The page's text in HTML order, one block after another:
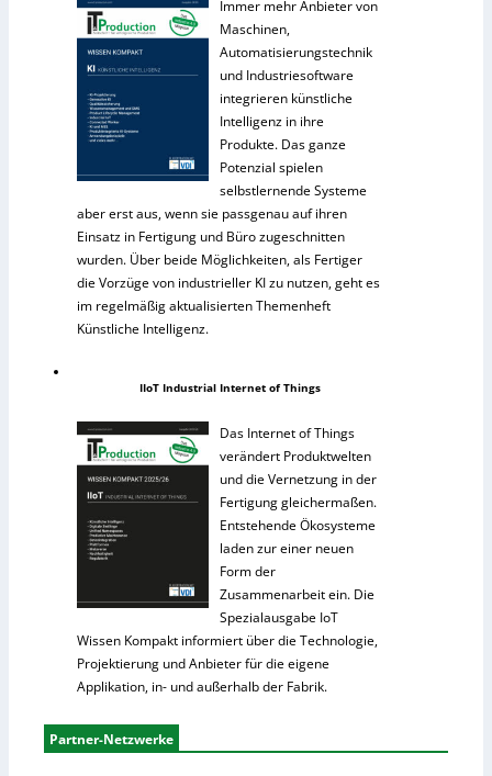
Immer mehr Anbieter von
Maschinen,
Automatisierungstechnik
und Industriesoftware
integrieren künstliche
Intelligenz in ihre
Produkte. Das ganze
Potenzial spielen
selbstlernende Systeme
aber erst aus, wenn sie passgenau auf ihren
Einsatz in Fertigung und Büro zugeschnitten
wurden. Über beide Möglichkeiten, als Fertiger
die Vorzüge von industrieller KI zu nutzen, geht es
im regelmäßig aktualisierten Themenheft
Künstliche Intelligenz.
IIoT Industrial Internet of Things
Das Internet of Things
verändert Produktwelten
und die Vernetzung in der
Fertigung gleichermaßen.
Entstehende Ökosysteme
laden zur einer neuen
Form der
Zusammenarbeit ein. Die
Spezialausgabe IoT
Wissen Kompakt informiert über die Technologie,
Projektierung und Anbieter für die eigene
Applikation, in- und außerhalb der Fabrik.
Partner-Netzwerke